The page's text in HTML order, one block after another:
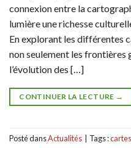
connexion entre la
lumière une richesse
En explorant les différentes
non seulement les frontières
l’évolution des […]
CONTINUER LA LECTURE →
Posté dansActualités Tags :cartes